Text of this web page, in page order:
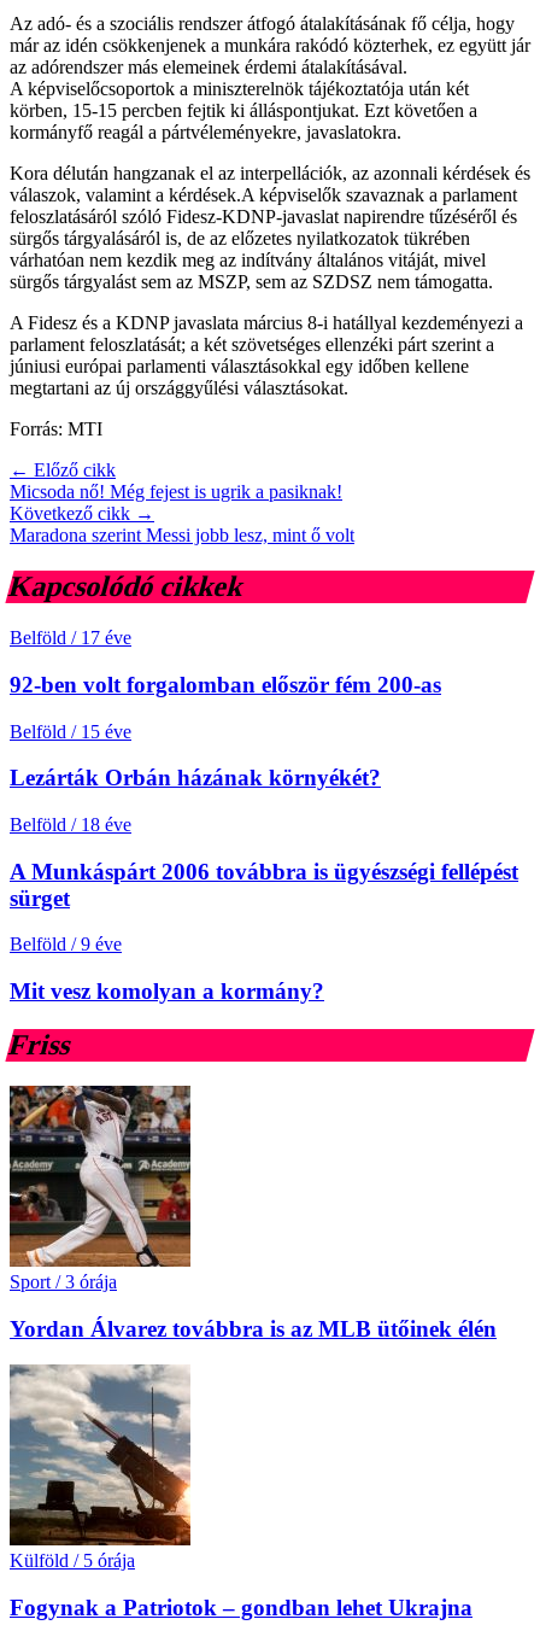
Az adó- és a szociális rendszer átfogó átalakításának fő célja, hogy
már az idén csökkenjenek a munkára rakódó közterhek, ez együtt jár
az adórendszer más elemeinek érdemi átalakításával.
A képviselőcsoportok a miniszterelnök tájékoztatója után két
körben, 15-15 percben fejtik ki álláspontjukat. Ezt követően a
kormányfő reagál a pártvéleményekre, javaslatokra.
Kora délután hangzanak el az interpellációk, az azonnali kérdések és
válaszok, valamint a kérdések.A képviselők szavaznak a parlament
feloszlatásáról szóló Fidesz-KDNP-javaslat napirendre tűzéséről és
sürgős tárgyalásáról is, de az előzetes nyilatkozatok tükrében
várhatóan nem kezdik meg az indítvány általános vitáját, mivel
sürgős tárgyalást sem az MSZP, sem az SZDSZ nem támogatta.
A Fidesz és a KDNP javaslata március 8-i hatállyal kezdeményezi a
parlament feloszlatását; a két szövetséges ellenzéki párt szerint a
júniusi európai parlamenti választásokkal egy időben kellene
megtartani az új országgyűlési választásokat.
Forrás: MTI
← Előző cikk
Micsoda nő! Még fejest is ugrik a pasiknak!
Következő cikk →
Maradona szerint Messi jobb lesz, mint ő volt
Kapcsolódó cikkek
Belföld / 17 éve
92-ben volt forgalomban először fém 200-as
Belföld / 15 éve
Lezárták Orbán házának környékét?
Belföld / 18 éve
A Munkáspárt 2006 továbbra is ügyészségi fellépést
sürget
Belföld / 9 éve
Mit vesz komolyan a kormány?
Friss
Sport / 3 órája
Yordan Álvarez továbbra is az MLB ütőinek élén
Külföld / 5 órája
Fogynak a Patriotok – gondban lehet Ukrajna